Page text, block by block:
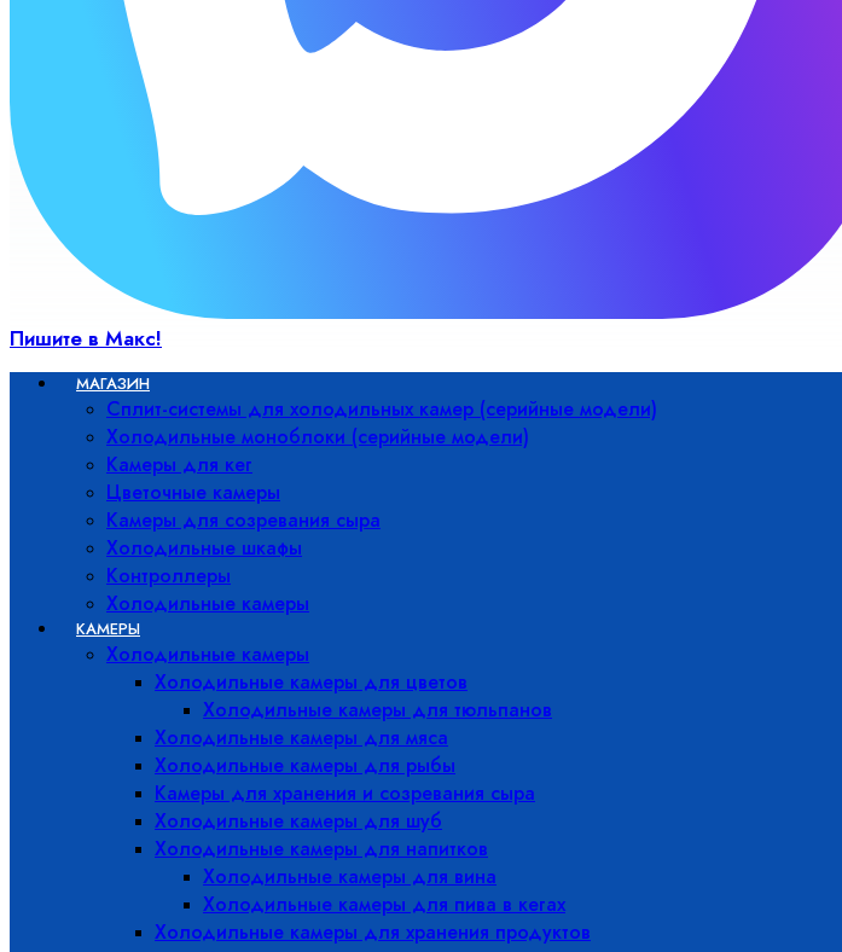
Пишите в Макс!
МАГАЗИН
Сплит-системы для холодильных камер (серийные модели)
Холодильные моноблоки (серийные модели)
Камеры для кег
Цветочные камеры
Камеры для созревания сыра
Холодильные шкафы
Контроллеры
Холодильные камеры
КАМЕРЫ
Холодильные камеры
Холодильные камеры для цветов
Холодильные камеры для тюльпанов
Холодильные камеры для мяса
Холодильные камеры для рыбы
Камеры для хранения и созревания сыра
Холодильные камеры для шуб
Холодильные камеры для напитков
Холодильные камеры для вина
Холодильные камеры для пива в кегах
Холодильные камеры для хранения продуктов